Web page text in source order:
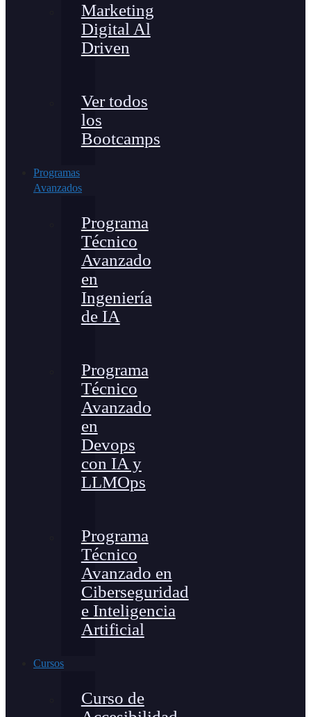
Marketing
Digital Al
Driven
Ver todos
los
Bootcamps
Programas
Avanzados
Programa
Técnico
Avanzado
en
Ingeniería
de IA
Programa
Técnico
Avanzado
en
Devops
con IA y
LLMOps
Programa
Técnico
Avanzado en
Ciberseguridad
e Inteligencia
Artificial
Cursos
Curso de